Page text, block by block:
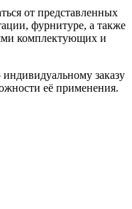
от представленных
фурнитуре, а также
комплектующих и
заказу
её применения.